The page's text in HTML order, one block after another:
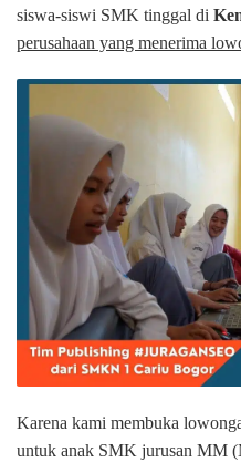
siswa-siswi SMK tinggal di
perusahaan yang menerima
Karena kami membuka
untuk anak SMK jurusan MM